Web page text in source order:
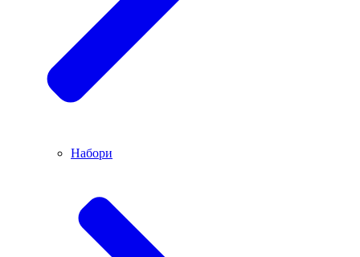
Набори